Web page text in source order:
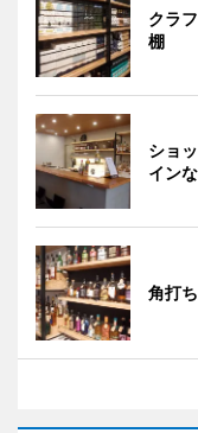
クラ
棚
ショ
イン
角打